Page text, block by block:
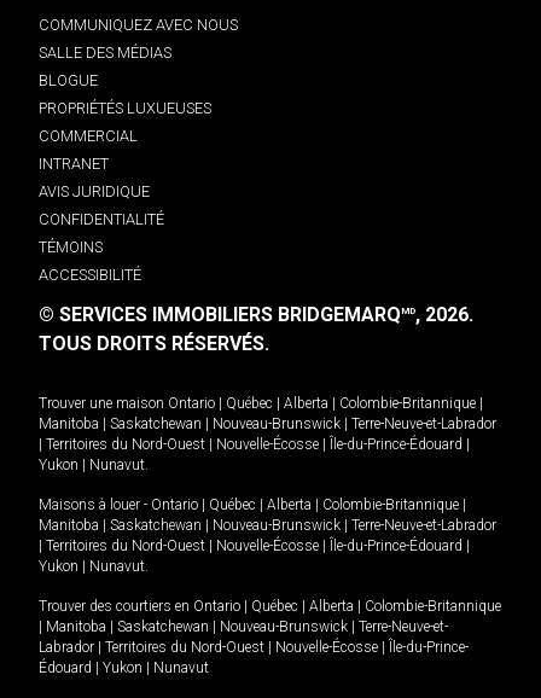
COMMUNIQUEZ AVEC NOUS
SALLE DES MÉDIAS
BLOGUE
PROPRIÉTÉS LUXUEUSES
COMMERCIAL
INTRANET
AVIS JURIDIQUE
CONFIDENTIALITÉ
TÉMOINS
ACCESSIBILITÉ
© SERVICES IMMOBILIERS BRIDGEMARQMD, 2026.
TOUS DROITS RÉSERVÉS.
Trouver une maison Ontario Québec Alberta Colombie-Britannique
Manitoba
Saskatchewan Nouveau-Brunswick
Terre-Neuve-et-Labrador
Territoires du Nord-Ouest Nouvelle-Écosse Île-du-Prince-Édouard
Yukon
Nunavut.
Maisons à louer - Ontario Québec Alberta Colombie-Britannique
Manitoba
Saskatchewan Nouveau-Brunswick
Terre-Neuve-et-Labrador
Territoires du Nord-Ouest Nouvelle-Écosse Île-du-Prince-Édouard
Yukon
Nunavut.
Trouver des courtiers en Ontario Québec Alberta
Colombie-Britannique
Manitoba Saskatchewan Nouveau-Brunswick
Terre-Neuve-et-
Labrador
Territoires du Nord-Ouest Nouvelle-Écosse
Île-du-Prince-
Édouard
Yukon Nunavut